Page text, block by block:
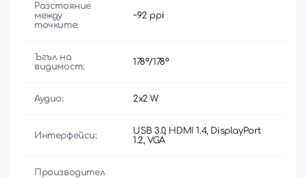
Разстояние
между
точките:
~92 ppi
Ъгъл на
видимост:
178°/178°
Аудио: 2x2 W
Интерфейси:
USB 3.0, HDMI 1.4, DisplayPort
1.2, VGA
Производител